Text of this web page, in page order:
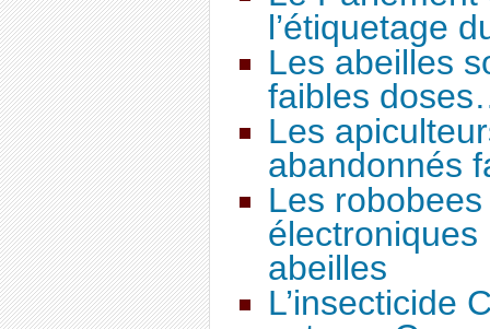
l’étiquetage
Les abeilles
faibles
Les
abandonnés
Les
abeilles
L’insecticide